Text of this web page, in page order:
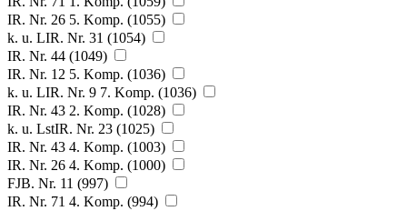
IR. Nr. 26 5. Komp. (1055)
k. u. LIR. Nr. 31 (1054)
IR. Nr. 44 (1049)
IR. Nr. 12 5. Komp. (1036)
k. u. LIR. Nr. 9 7. Komp. (1036)
IR. Nr. 43 2. Komp. (1028)
k. u. LstIR. Nr. 23 (1025)
IR. Nr. 43 4. Komp. (1003)
IR. Nr. 26 4. Komp. (1000)
FJB. Nr. 11 (997)
IR. Nr. 71 4. Komp. (994)